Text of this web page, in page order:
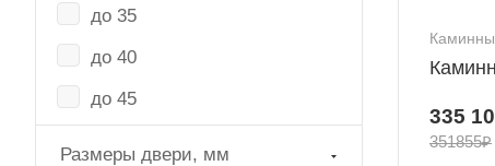
335
351855₽
до 35
до 40
до 45
Размеры двери, мм